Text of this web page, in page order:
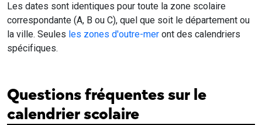
Les dates sont identiques pour toute la zone scolaire
correspondante (A, B ou C), quel que soit le département ou
la ville. Seules les zones d'outre-mer ont des calendriers
spécifiques.
Questions fréquentes sur le
calendrier scolaire